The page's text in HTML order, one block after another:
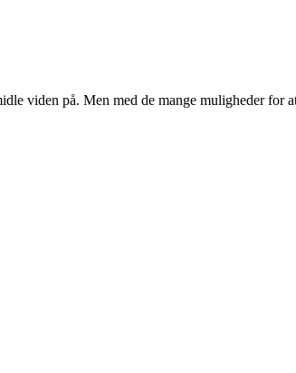
viden på. Men med de mange muligheder for